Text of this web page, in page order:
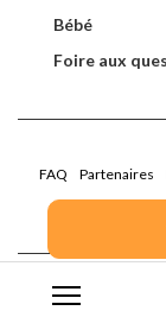
Bébé
Foire aux
FAQ Partenaires